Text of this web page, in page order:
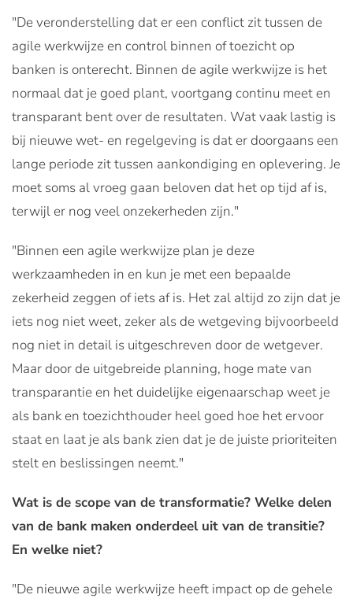
"De veronderstelling dat er een conflict zit tussen de
agile werkwijze en control binnen of toezicht op
banken is onterecht. Binnen de agile werkwijze is het
normaal dat je goed plant, voortgang continu meet en
transparant bent over de resultaten. Wat vaak lastig is
bij nieuwe wet- en regelgeving is dat er doorgaans een
lange periode zit tussen aankondiging en oplevering. Je
moet soms al vroeg gaan beloven dat het op tijd af is,
terwijl er nog veel onzekerheden zijn."
"Binnen een agile werkwijze plan je deze
werkzaamheden in en kun je met een bepaalde
zekerheid zeggen of iets af is. Het zal altijd zo zijn dat je
iets nog niet weet, zeker als de wetgeving bijvoorbeeld
nog niet in detail is uitgeschreven door de wetgever.
Maar door de uitgebreide planning, hoge mate van
transparantie en het duidelijke eigenaarschap weet je
als bank en toezichthouder heel goed hoe het ervoor
staat en laat je als bank zien dat je de juiste prioriteiten
stelt en beslissingen neemt."
Wat is de scope van de transformatie? Welke delen
van de bank maken onderdeel uit van de transitie?
En welke niet?
"De nieuwe agile werkwijze heeft impact op de gehele